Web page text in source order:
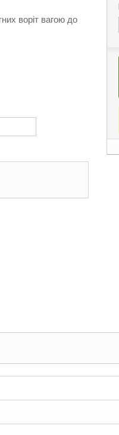
воріт вагою до